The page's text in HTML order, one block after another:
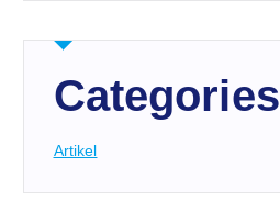
Categories
Artikel